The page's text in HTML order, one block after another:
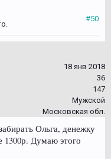
#50
18 янв 2018
36
147
Мужской
Московская обл.
Ольга, денежку
1300р. Думаю этого